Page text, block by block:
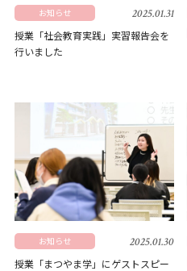
お知らせ 2025.01.31
授業「社会教育実践」実習報告会を
行いました
お知らせ 2025.01.30
授業「まつやま学」にゲストスピー